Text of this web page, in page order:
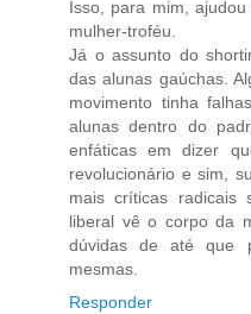
Isso, para mim,
mulher-troféu.
Já o assunto do
das alunas gaúchas.
movimento tinha
alunas dentro do
enfáticas em dizer
revolucionário e sim,
mais críticas radicais
liberal vê o corpo da
dúvidas de até que
mesmas.
Responder